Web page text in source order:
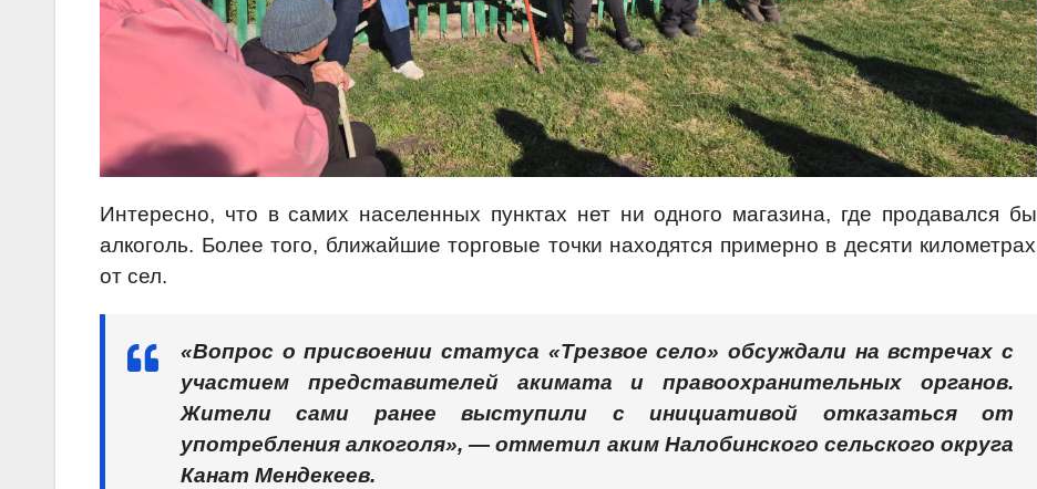
Интересно, что в самих населенных пунктах нет ни одного магазина, где продавался бы
алкоголь. Более того, ближайшие торговые точки находятся примерно в десяти километрах
от сел.
«Вопрос о присвоении статуса «Трезвое село» обсуждали на встречах с
участием представителей акимата и правоохранительных органов.
Жители сами ранее выступили с инициативой отказаться от
употребления алкоголя», — отметил аким Налобинского сельского округа
Канат Мендекеев.